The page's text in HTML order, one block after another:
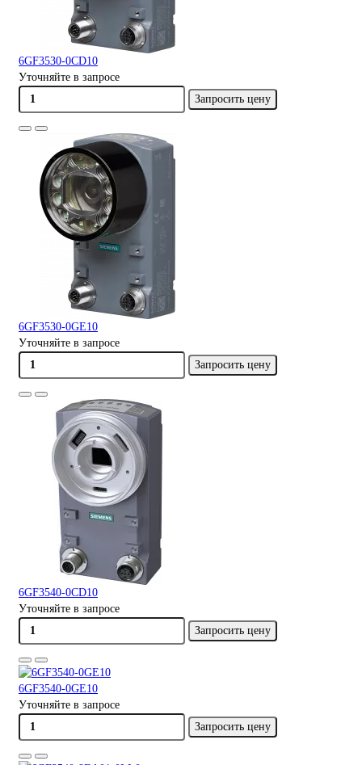
6GF3530-0CD10
Уточняйте в запросе
Запросить цену
6GF3530-0GE10
Уточняйте в запросе
Запросить цену
6GF3540-0CD10
Уточняйте в запросе
Запросить цену
6GF3540-0GE10
Уточняйте в запросе
Запросить цену